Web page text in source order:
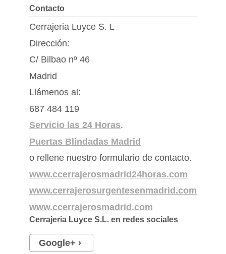
Contacto
Cerrajeria Luyce S. L
Dirección:
C/ Bilbao nº 46
Madrid
Llámenos al:
687 484 119
Servicio las 24 Horas.
Puertas Blindadas Madrid
o rellene nuestro formulario de contacto.
www.ccerrajerosmadrid24horas.com
www.cerrajerosurgentesenmadrid.com
www.ccerrajerosmadrid.com
Cerrajeria Luyce S.L. en redes sociales
Google+